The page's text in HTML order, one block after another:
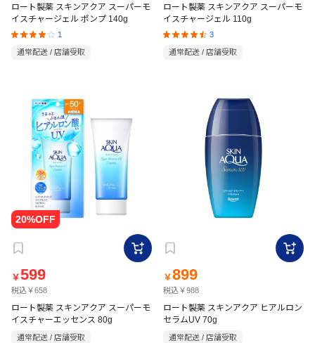
ロート製薬 スキンアクア スーパーモ
イスチャージェル ポンプ 140g
1
通常配送 / 店舗受取
ロート製薬 スキンアクア スーパーモ
イスチャージェル 110g
3
通常配送 / 店舗受取
￥599
税込￥658
ロート製薬 スキンアクア スーパーモ
イスチャーエッセンス 80g
通常配送 / 店舗受取
￥899
税込￥988
ロート製薬 スキンアクア ヒアルロン
セラムUV 70g
通常配送 / 店舗受取